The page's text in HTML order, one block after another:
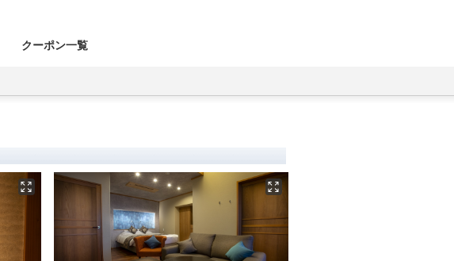
クーポン一覧